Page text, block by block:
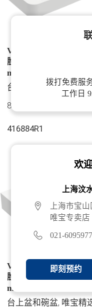
Villeroy & Boch 福朗 洗
脸盆, 800 x 470 x 165
mm, 白色 CeramicPlus |
易洁釉面, 有隐藏式溢
台上盆和碗盆, 唯宝精
800 x 470 x 165 mm
416884R1
Villeroy & Boch 福朗 洗
脸盆, 600 x 470 x 164
mm, 白色 CeramicPlus |
易洁釉面, 有隐藏式溢
台上盆和碗盆, 唯宝精
欢
上海汶
上海市宝
唯宝专卖店
021-
即刻预约
拨打免费服
工作日